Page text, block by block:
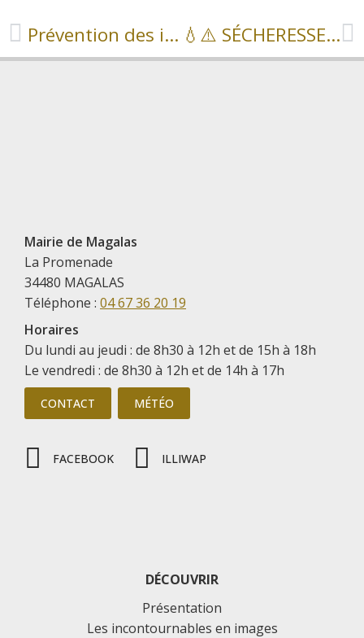
Prévention des incendies : adoptons les bons réflexes ! 🌿🔥 💧⚠️ SÉCHERESSE : NOUVELLES RESTRICTIONS DES USAGES DE L’EAU ⚠️💧
Mairie de Magalas
La Promenade
34480 MAGALAS
Téléphone : 04 67 36 20 19
Horaires
Du lundi au jeudi : de 8h30 à 12h et de 15h à 18h
Le vendredi : de 8h30 à 12h et de 14h à 17h
CONTACT MÉTÉO
FACEBOOK ILLIWAP
DÉCOUVRIR
Présentation
Les incontournables en images